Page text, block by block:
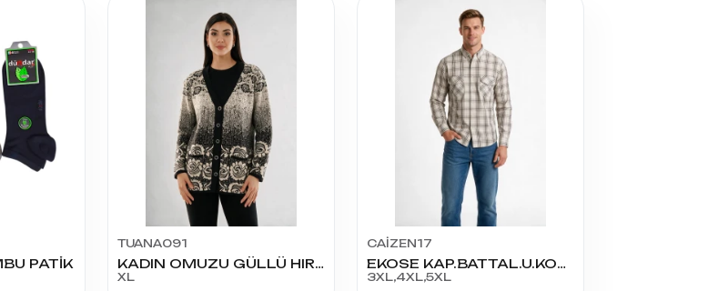
PATİK
TUANA091
KADIN OMUZU GÜLLÜ HIRKA
XL
CAİZEN17
EKOSE KAP.BATTAL.U.KOL.GÖMLEK
3XL,4XL,5XL